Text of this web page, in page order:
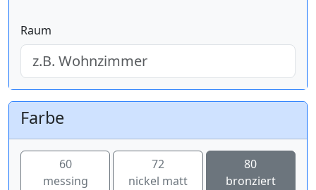
Raum
Farbe
60
messing
72
nickel matt
80
bronziert